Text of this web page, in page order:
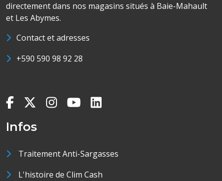
directement dans nos magasins situés à Baie-Mahault
et Les Abymes.
Contact et adresses
+590 590 98 92 28
Infos
Traitement Anti-Sargasses
L'histoire de Clim Cash